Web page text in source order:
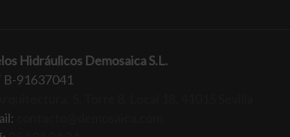
Hidráulicos Demosaica S.L.
B-91637041